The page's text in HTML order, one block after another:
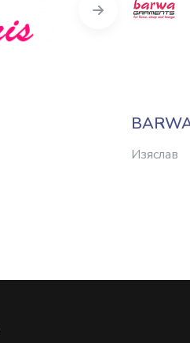
Изяслав
Next